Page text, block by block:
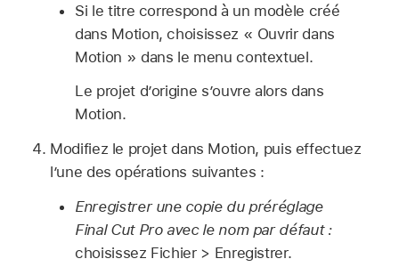
Si le titre correspond à un modèle créé
dans Motion, choisissez « Ouvrir dans
Motion » dans le menu contextuel.
Le projet d’origine s’ouvre alors dans
Motion.
Modifiez le projet dans Motion, puis effectuez
l’une des opérations suivantes :
Enregistrer une copie du préréglage
Final Cut Pro avec le nom par défaut :
choisissez Fichier > Enregistrer.